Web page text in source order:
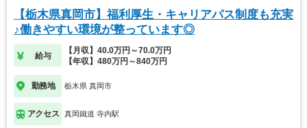
【栃木県真岡市】福利厚生・キャリアパス制度も充実
♪働きやすい環境が整っています◎
給与
【月収】40.0万円～70.0万円
【年収】480万円～840万円
勤務地 栃木県 真岡市
アクセス 真岡鐵道 寺内駅